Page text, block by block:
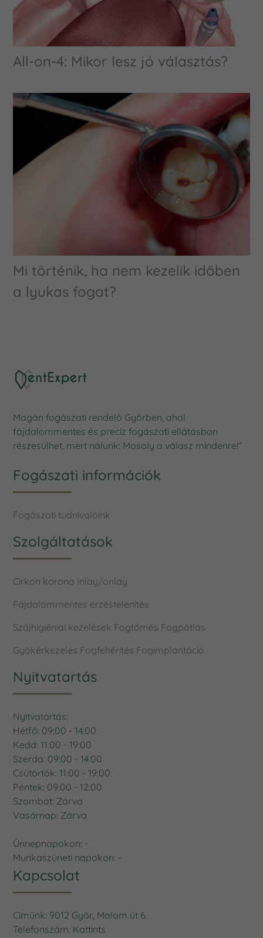
All-on-4: Mikor lesz jó választás?
Mi történik, ha nem kezelik időben
a lyukas fogat?
Magán fogászati rendelő Győrben, ahol
fájdalommentes és precíz fogászati ellátásban
részesülhet, mert nálunk: Mosoly a válasz mindenre!"
Fogászati információk
Fogászati tudnivalóink
Szolgáltatások
Cirkon korona Inlay/onlay
Fájdalommentes érzéstelenítés
Szájhigiéniai kezelések Fogtömés Fogpótlás
Gyökérkezelés Fogfehérítés Fogimplantáció
Nyitvatartás
Nyitvatartás:
Hétfő: 09:00 - 14:00
Kedd: 11:00 - 19:00
Szerda: 09:00 - 14:00
Csütörtök: 11:00 - 19:00
Péntek: 09:00 - 12:00
Szombat: Zárva
Vasárnap: Zárva
Ünnepnapokon: -
Munkaszüneti napokon: -
Kapcsolat
Címünk: 9012 Győr, Malom út 6.
Telefonszám: Kattints